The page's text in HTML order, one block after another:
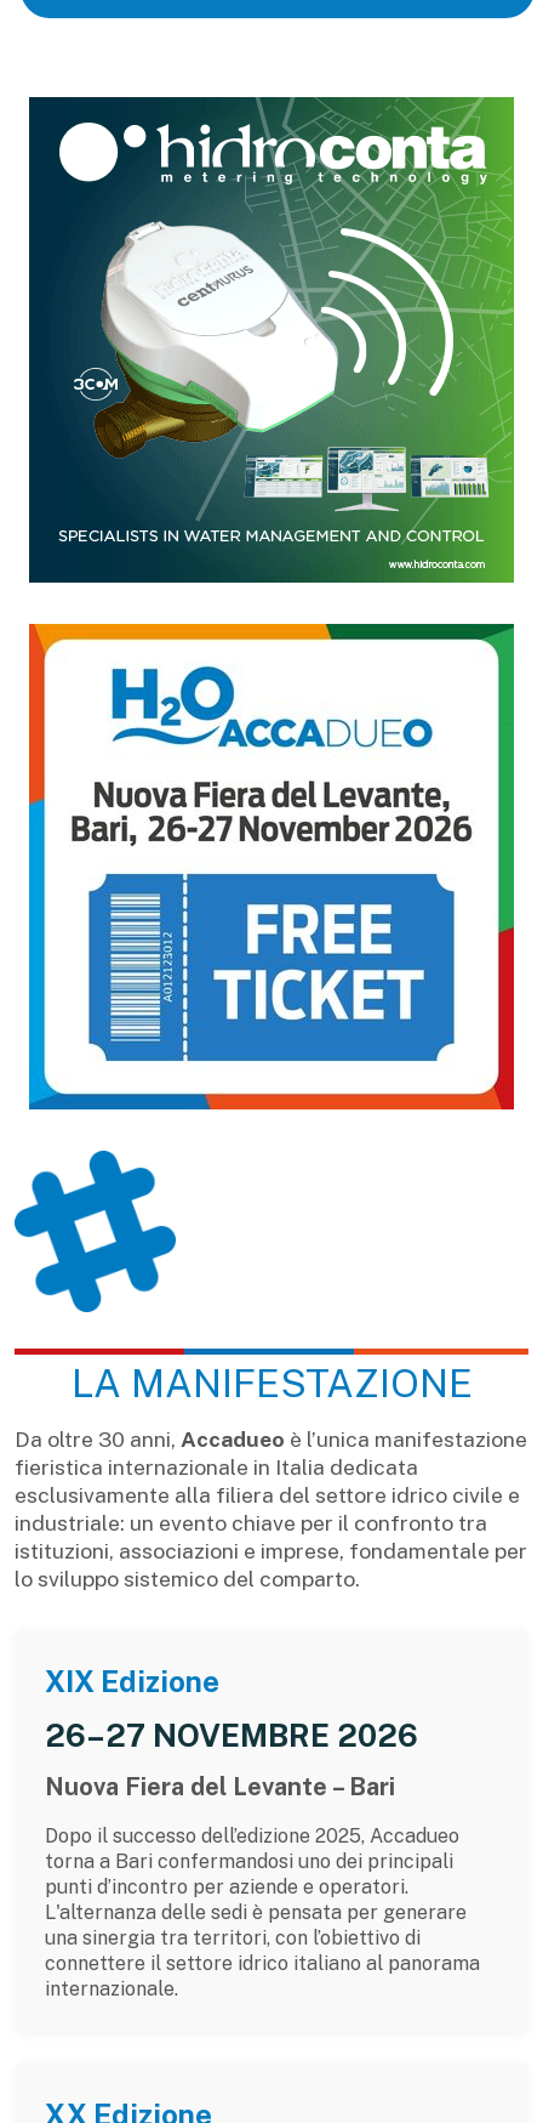
LA MANIFESTAZIONE
Da oltre 30 anni, Accadueo è l’unica manifestazione
fieristica internazionale in Italia dedicata
esclusivamente alla filiera del settore idrico civile e
industriale: un evento chiave per il confronto tra
istituzioni, associazioni e imprese, fondamentale per
lo sviluppo sistemico del comparto.
XIX Edizione
26–27 NOVEMBRE 2026
Nuova Fiera del Levante – Bari
Dopo il successo dell’edizione 2025, Accadueo
torna a Bari confermandosi uno dei principali
punti d’incontro per aziende e operatori.
L'alternanza delle sedi è pensata per generare
una sinergia tra territori, con l’obiettivo di
connettere il settore idrico italiano al panorama
internazionale.
XX Edizione